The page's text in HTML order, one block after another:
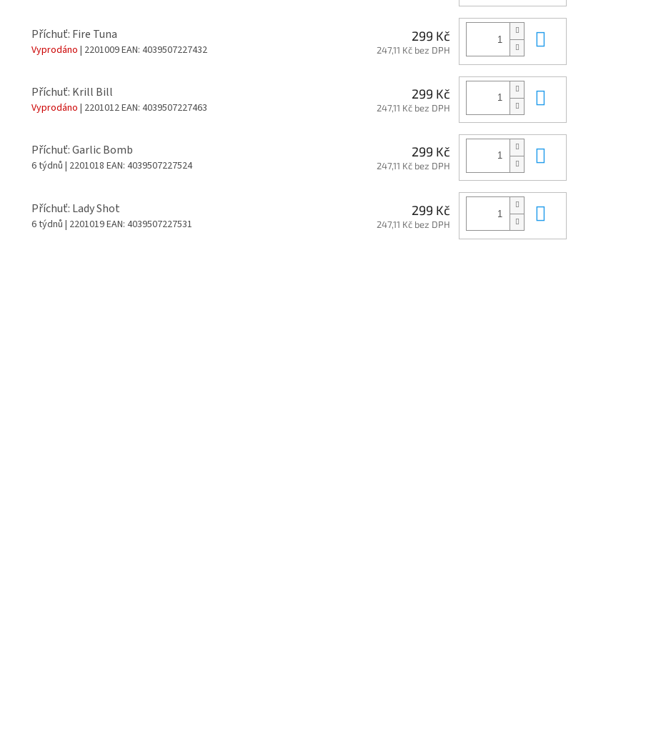
Příchuť: Fire Tuna
Vyprodáno | 2201009EAN: 4039507227432
299 Kč
247,11 Kč bez DPH
Příchuť: Krill Bill
Vyprodáno | 2201012EAN: 4039507227463
299 Kč
247,11 Kč bez DPH
Příchuť: Garlic Bomb
6 týdnů | 2201018 EAN: 4039507227524
299 Kč
247,11 Kč bez DPH
Příchuť: Lady Shot
6 týdnů | 2201019EAN: 4039507227531
299 Kč
247,11 Kč bez DPH